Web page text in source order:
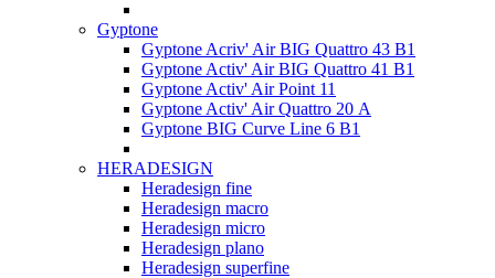
Gyptone
Gyptone Acriv' Air BIG Quattro 43 В1
Gyptone Activ' Air BIG Quattro 41 B1
Gyptone Activ' Air Point 11
Gyptone Activ' Air Quattro 20 А
Gyptone BIG Curve Line 6 B1
HERADESIGN
Heradesign fine
Heradesign macro
Heradesign micro
Heradesign plano
Heradesign superfine